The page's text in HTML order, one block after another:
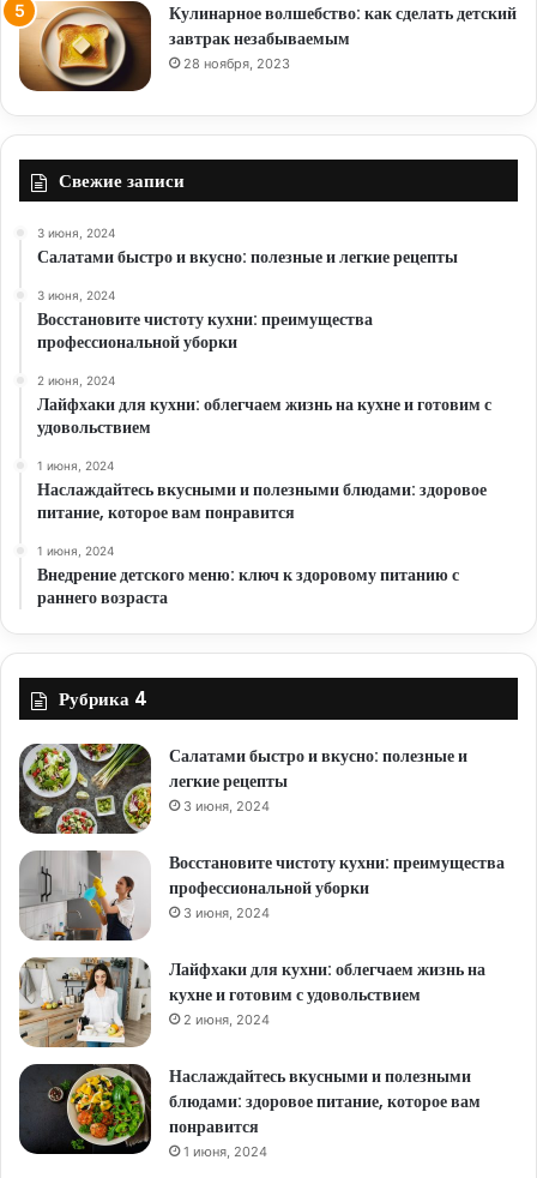
Кулинарное волшебство: как сделать детский
завтрак незабываемым
28 ноября, 2023
Свежие записи
3 июня, 2024
Салатами быстро и вкусно: полезные и легкие рецепты
3 июня, 2024
Восстановите чистоту кухни: преимущества
профессиональной уборки
2 июня, 2024
Лайфхаки для кухни: облегчаем жизнь на кухне и готовим с
удовольствием
1 июня, 2024
Наслаждайтесь вкусными и полезными блюдами: здоровое
питание, которое вам понравится
1 июня, 2024
Внедрение детского меню: ключ к здоровому питанию с
раннего возраста
Рубрика 4
Салатами быстро и вкусно: полезные и
легкие рецепты
3 июня, 2024
Восстановите чистоту кухни: преимущества
профессиональной уборки
3 июня, 2024
Лайфхаки для кухни: облегчаем жизнь на
кухне и готовим с удовольствием
2 июня, 2024
Наслаждайтесь вкусными и полезными
блюдами: здоровое питание, которое вам
понравится
1 июня, 2024